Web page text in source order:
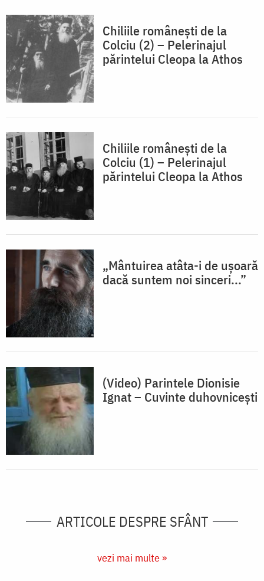
Chiliile românești de la
Colciu (2) – Pelerinajul
părintelui Cleopa la Athos
Chiliile românești de la
Colciu (1) – Pelerinajul
părintelui Cleopa la Athos
„Mântuirea atâta-i de ușoară
dacă suntem noi sinceri...”
(Video) Parintele Dionisie
Ignat – Cuvinte duhovniceşti
ARTICOLE DESPRE SFÂNT
vezi mai multe »